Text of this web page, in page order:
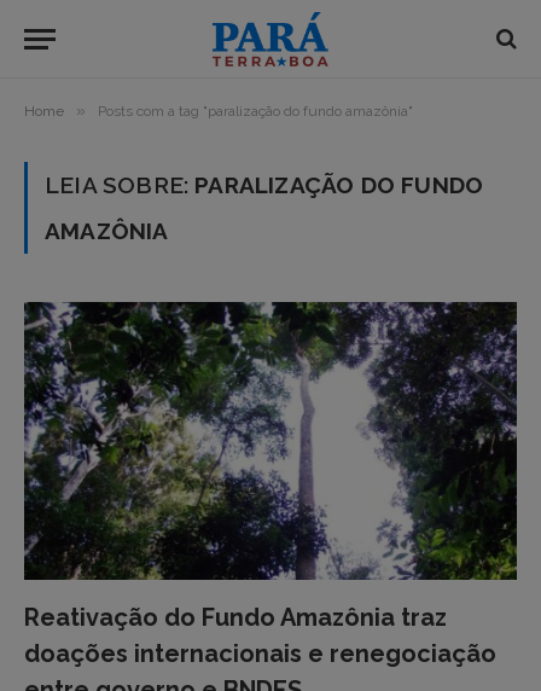
Home » Posts com a tag "paralização do fundo amazônia"
LEIA SOBRE: PARALIZAÇÃO DO FUNDO
AMAZÔNIA
Reativação do Fundo Amazônia traz
doações internacionais e renegociação